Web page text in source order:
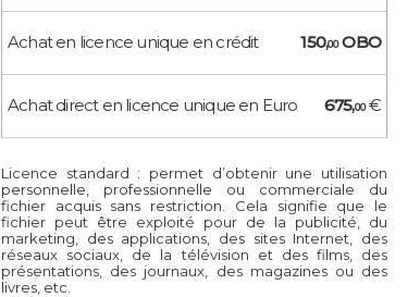
Achat en licence unique en crédit 150,00OBO
Achat direct en licence unique en Euro 675,00€
Licence standard : permet d’obtenir une utilisation
personnelle, professionnelle ou commerciale du
fichier acquis sans restriction. Cela signifie que le
fichier peut être exploité pour de la publicité, du
marketing, des applications, des sites Internet, des
réseaux sociaux, de la télévision et des films, des
présentations, des journaux, des magazines ou des
livres, etc.